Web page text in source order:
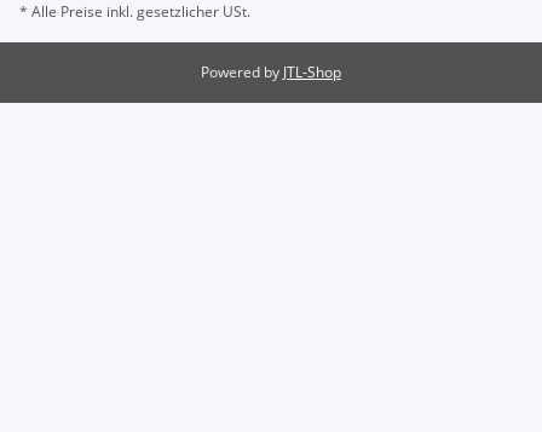
* Alle Preise inkl. gesetzlicher USt.
Powered by JTL-Shop